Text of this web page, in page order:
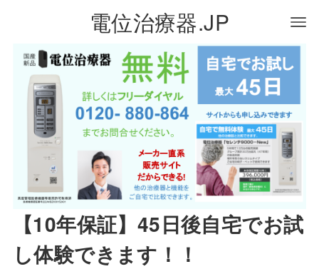
電位治療器.JP
【10年保証】45日後自宅でお試
し体験できます！！